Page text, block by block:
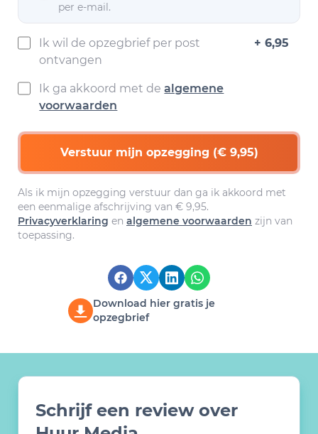
per e-mail.
Ik wil de opzegbrief per post
ontvangen
+ 6,95
Ik ga akkoord met dealgemene
voorwaarden
Verstuur mijn opzegging (€ 9,95)
Als ik mijn opzegging verstuur dan ga ik akkoord met
een eenmalige afschrijving van € 9,95.
Privacyverklaring en algemene voorwaarden zijn van
toepassing.
Download hier gratis je
opzegbrief
Schrijf een review over